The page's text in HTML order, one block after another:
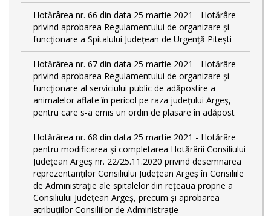
Hotărârea nr. 66 din data 25 martie 2021 - Hotărâre
privind aprobarea Regulamentului de organizare și
funcționare a Spitalului Județean de Urgență Pitești
Hotărârea nr. 67 din data 25 martie 2021 - Hotărâre
privind aprobarea Regulamentului de organizare și
funcționare al serviciului public de adăpostire a
animalelor aflate în pericol pe raza județului Argeș,
pentru care s-a emis un ordin de plasare în adăpost
Hotărârea nr. 68 din data 25 martie 2021 - Hotărâre
pentru modificarea și completarea Hotărârii Consiliului
Judeţean Argeş nr. 22/25.11.2020 privind desemnarea
reprezentanților Consiliului Județean Argeș în Consiliile
de Administrație ale spitalelor din rețeaua proprie a
Consiliului Județean Argeș, precum și aprobarea
atribuțiilor Consiliilor de Administrație